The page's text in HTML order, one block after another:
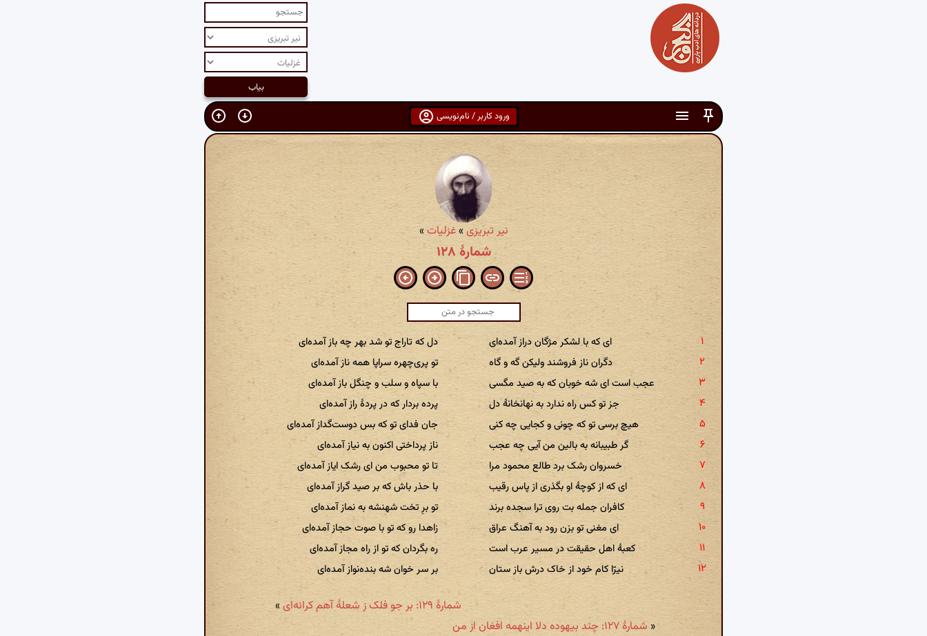
ورود کاربر / نام‌نویسی
نیر تبریزی »غزلیات»
شمارهٔ ۱۲۸
ای که با لشکر مژگان دراز آمده‌ای
دل که تاراج تو شد بهر چه باز آمده‌ای
دگران ناز فروشند ولیکن گه و گاه
تو پری‌چهره سراپا همه ناز آمده‌ای
عجب است ای شه خوبان که به صید مگسی
با سپاه و سلب و چنگل باز آمده‌ای
جز تو کس راه ندارد به نهانخانۀ دل
پرده بردار که در پردهٔ راز آمده‌ای
هیچ برسی تو که چونی و کجایی چه کنی
جان فدای تو که بس دوست‌گداز آمده‌ای
گر طبیبانه به بالین من آیی چه عجب
ناز پرداختی اکنون به نیاز آمده‌ای
خسروان رشک برد طالع محمود مرا
تا تو محبوب من ای رشک ایاز آمده‌ای
ای که از کوچهٔ او بگذری از پاس رقیب
با حذر باش که بر صید گراز آمده‌ای
کافران جمله بت روی ترا سجده برند
تو برِ تخت شهنشه به نماز آمده‌ای
ای مغنی تو بزن رود به آهنگ عراق
زاهدا رو که تو با صوت حجاز آمده‌ای
کعبۀ اهل حقیقت در مسیر عرب است
ره بگردان که تو از راه مجاز آمده‌ای
نیرّا کام خود از خاک درش باز ستان
بر سر خوان شه بنده‌نواز آمده‌ای
شمارهٔ ۱۲۹: بر جو فلک ز شعلۀ آهم کرانه‌ای
»
« شمارهٔ ۱۲۷: چند بیهوده دلا اینهمه افغان از من